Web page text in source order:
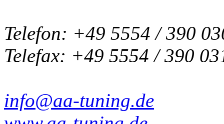
Telefon: +49 5554 / 390
Telefax: +49 5554 / 390
info@aa-tuning.de